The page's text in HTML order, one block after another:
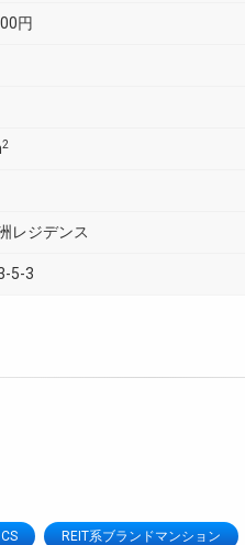
円
2
レジデンス
5-3
CS REIT系ブランドマンション